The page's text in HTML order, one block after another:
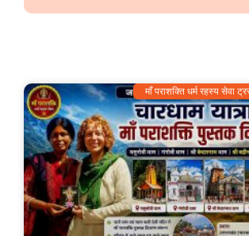
माँ पराशक्ति धर्म रहस्य सेवा